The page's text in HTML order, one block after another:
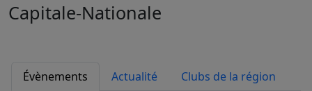
Capitale-Nationale
Évènements Actualité Clubs de la région